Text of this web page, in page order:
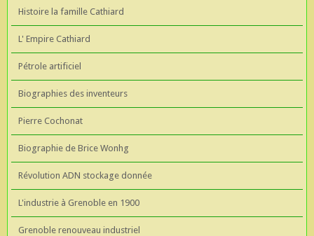
Histoire la famille Cathiard
L' Empire Cathiard
Pétrole artificiel
Biographies des inventeurs
Pierre Cochonat
Biographie de Brice Wonhg
Révolution ADN stockage donnée
L'industrie à Grenoble en 1900
Grenoble renouveau industriel